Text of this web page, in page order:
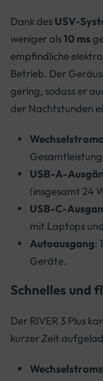
Dank des USV-
weniger als10 ms
empfindliche
Betrieb. Der
gering, sodass er
der Nachtstunden
USB-A-
(insgesamt 24
USB-C-
mit Laptops
Autoausgang:
Geräte.
Schnelles und
Der RIVER 3 Plus
kurzer Zeit